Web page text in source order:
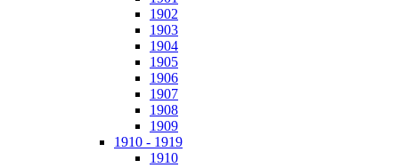
1902
1903
1904
1905
1906
1907
1908
1909
1910 - 1919
1910